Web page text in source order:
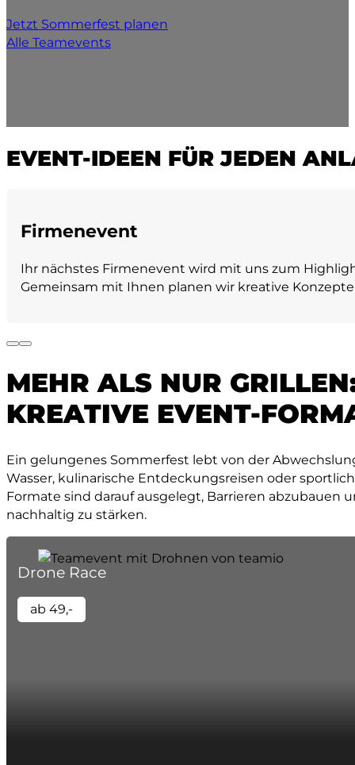
Jetzt Sommerfest planen
Alle Teamevents
EVENT-IDEEN FÜR JEDEN
Firmenevent
Ihr nächstes Firmenevent wird mit uns zum
Gemeinsam mit Ihnen planen wir kreative
MEHR ALS NUR
KREATIVE EVENT-
Ein gelungenes Sommerfest lebt von der
Wasser, kulinarische Entdeckungsreisen oder
Formate sind darauf ausgelegt, Barrieren abzubauen
nachhaltig zu stärken.
Drone Race
ab 49,-